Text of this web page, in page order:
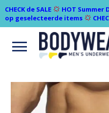
CHECK de SALE HOT Summer
op geselecteerde items
Open